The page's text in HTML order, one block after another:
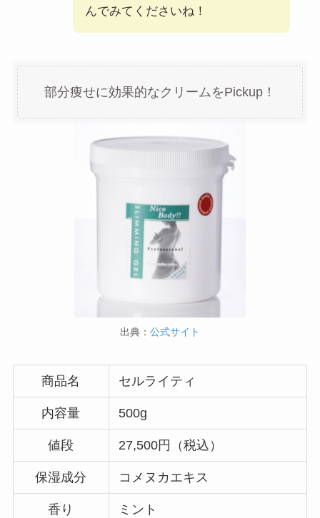
んでみてくださいね！
部分痩せに効果的なクリームをPickup！
出典： 公式サイト
商品名 セルライティ
内容量 500g
値段 27,500円（税込）
保湿成分 コメヌカエキス
香り ミント